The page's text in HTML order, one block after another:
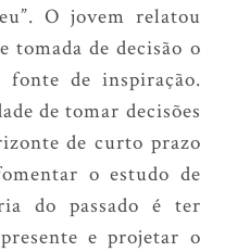
O jovem relatou
tomada de decisão o
fonte de inspiração.
de tomar decisões
de curto prazo
o estudo de
do passado é ter
e projetar o